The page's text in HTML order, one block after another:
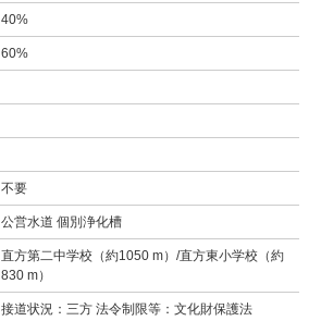
40%
60%
不要
公営水道 個別浄化槽
直方第二中学校（約1050 m）/直方東小学校（約
830 m）
接道状況：三方 法令制限等：文化財保護法